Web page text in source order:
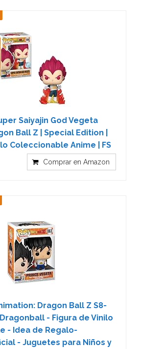
Saiyajin God Vegeta
Ball Z | Special Edition |
Coleccionable Anime | FS
Comprar en Amazon
Dragon Ball Z S8-
- Figura de Vinilo
- Idea de Regalo-
- Juguetes para Niños y